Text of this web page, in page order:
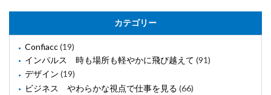
カテゴリー
Confiacc(19)
インパルス 時も場所も軽やかに飛び越えて (91)
デザイン (19)
ビジネス やわらかな視点で仕事を見る (66)